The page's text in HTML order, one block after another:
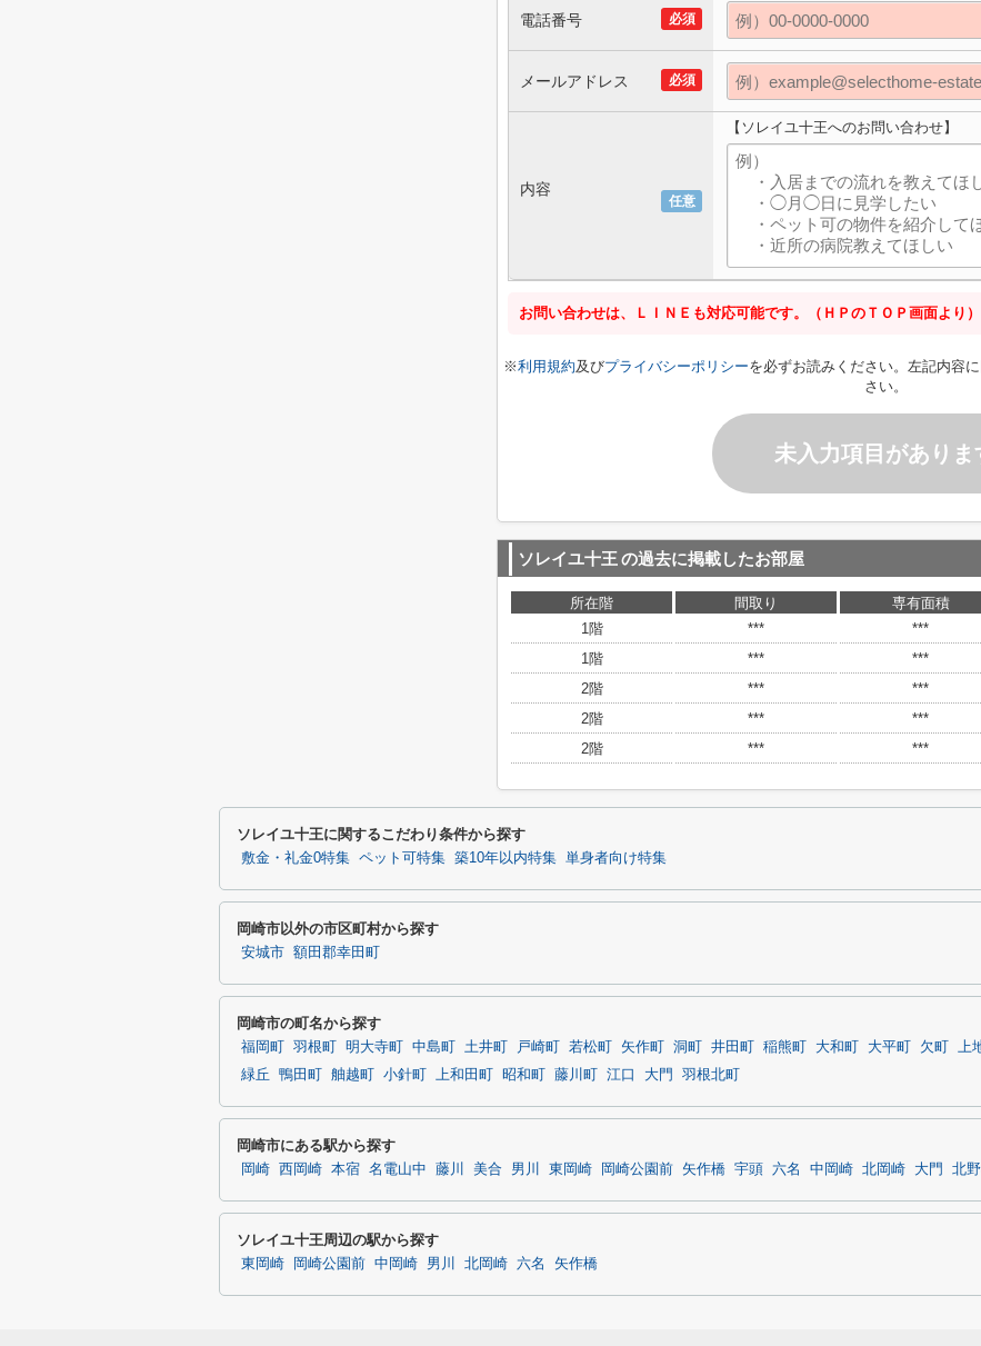
必須
電話番号
必須
メールアドレス
任意
内容
【ソレイユ十王へのお問い合わせ】
お問い合わせは、ＬＩＮＥも対応可能です。（ＨＰのＴＯＰ画面より）
※利用規約及びプライバシーポリシーを必ずお読みください。左記内容
さい。
未入力項目がありま
ソレイユ十王 の過去に掲載したお部屋
所在階 間取り 専有面積
1階
*** ***
1階
*** ***
2階
*** ***
2階
*** ***
2階
*** ***
ソレイユ十王に関するこだわり条件から探す
敷金・礼金0特集 ペット可特集 築10年以内特集 単身者向け特集
岡崎市以外の市区町村から探す
安城市 額田郡幸田町
岡崎市の町名から探す
福岡町 羽根町 明大寺町 中島町 土井町 戸崎町 若松町 矢作町 洞町 井田町 稲熊町 大和町 大平町 欠町 上
緑丘
鴨田町 舳越町 小針町 上和田町 昭和町 藤川町 江口 大門 羽根北町
岡崎市にある駅から探す
岡崎 西岡崎 本宿 名電山中 藤川 美合 男川 東岡崎 岡崎公園前 矢作橋 宇頭 六名 中岡崎 北岡崎 大門 北
ソレイユ十王周辺の駅から探す
東岡崎 岡崎公園前 中岡崎 男川 北岡崎 六名 矢作橋